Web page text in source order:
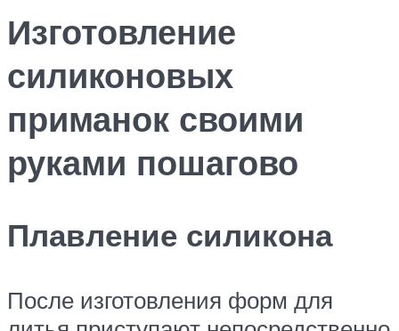
Изготовление
силиконовых
приманок своими
руками пошагово
Плавление силикона
После изготовления форм для